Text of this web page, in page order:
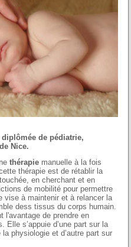
diplômée de pédiatrie,
Nice.
thérapie manuelle à la fois
thérapie est de rétablir la
en cherchant et en
de mobilité pour permettre
vise à maintenir et à relancer la
dess tissus du corps humain.
l'avantage de prendre en
Elle s’appuie d’une part sur la
physiologie et d’autre part sur